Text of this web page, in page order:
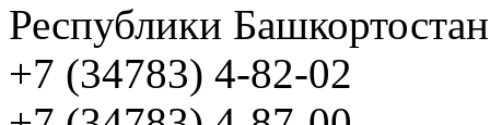
Республики Башкортостан
+7 (34783) 4-82-02